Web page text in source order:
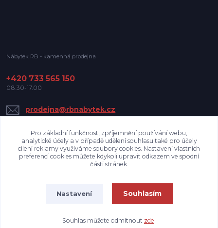
Nábytek RB - kamenná prodejna
+420 733 565 150
08.30-17.00
prodejna@rbnabytek.cz
Upravit sběr cookies.
Vytvořeno na
Eshop-rychle.cz
Pro základní funkčnost, zpříjemnění používání webu,
analytické účely a v případě udělení souhlasu také pro účely
cílení reklamy využíváme soubory cookies. Nastavení vlastních
preferencí cookies můžete kdykoli upravit odkazem ve spodní
části stránek.
Nastavení Souhlasím
Souhlas můžete odmítnout zde